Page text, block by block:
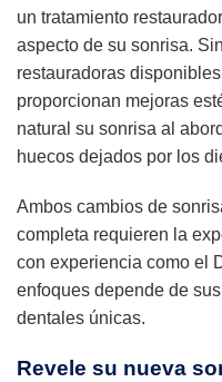
un tratamiento
aspecto de su sonrisa.
restauradoras
proporcionan mejoras
natural su sonrisa al
huecos dejados por los
Ambos cambios de
completa requieren la
con experiencia como el
enfoques depende de
dentales únicas.
Revele su nueva